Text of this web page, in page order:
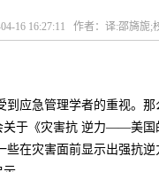
16 16:27:11 作者：译:邵旖旎;
到应急管理学者的重视。
关于《灾害抗 逆力——美
些在灾害面前显示出强抗